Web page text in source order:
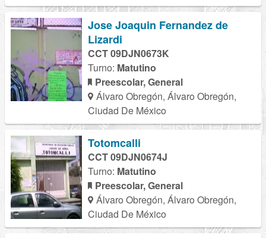
Jose Joaquin Fernandez de
Lizardi
CCT 09DJN0673K
Turno: Matutino
Preescolar, General
Álvaro Obregón, Álvaro Obregón,
Ciudad De México
Totomcalli
CCT 09DJN0674J
Turno: Matutino
Preescolar, General
Álvaro Obregón, Álvaro Obregón,
Ciudad De México